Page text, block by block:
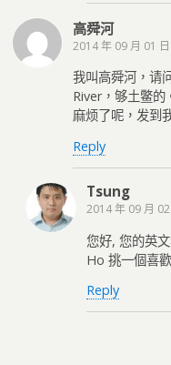
高舜河
2014 年 09 月 01 日
我叫高舜河，请
River，够土鳖的
麻烦了呢，发到
Reply
Tsung
2014 年 09 月 02
您好, 您的英
Ho 挑一個喜
Reply